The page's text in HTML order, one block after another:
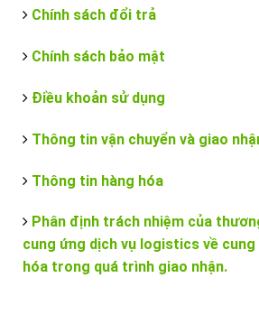
Chính sách đổi trả
Chính sách bảo mật
Điều khoản sử dụng
Thông tin vận chuyển và giao
Thông tin hàng hóa
Phân định trách nhiệm của
cung ứng dịch vụ logistics về
hóa trong quá trình giao nhận.